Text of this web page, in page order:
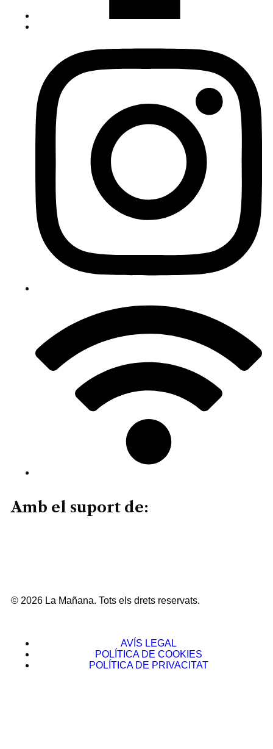
Amb el suport de:
© 2026 La Mañana. Tots els drets reservats.
AVÍS LEGAL
POLÍTICA DE COOKIES
POLÍTICA DE PRIVACITAT